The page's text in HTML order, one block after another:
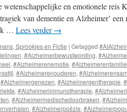
en emotionele reis
van dementie en Alzheimer’
… Lees verder→
Sprookjes en Fictie | Getagged
, #Alzheimerbewustwording,
, #Alzheimerenemotie, #Alzheimerenfamilie
, #Alzheimerenouderen,
#Alzheimergenezen, #Alzheimergentherapie,
, #Alzheimerimmunotherapie,
, #Alzheimermedischedoorbraken,
, #Alzheimerpoëzie,